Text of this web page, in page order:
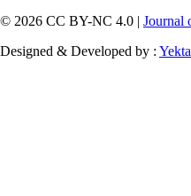
© 2026 CC BY-NC 4.0 | Journal
Designed & Developed by :